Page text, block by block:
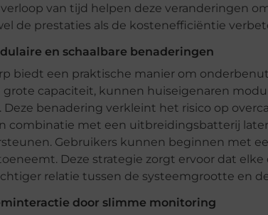
van tijd helpen deze veranderingen
de prestaties als de kostenefficiëntie
en schaalbare benaderingen
biedt een praktische manier om
grote capaciteit, kunnen huiseigenaren
benadering verkleint het risico op
combinatie met een uitbreidingsbatterij
Gebruikers kunnen beginnen met
Deze strategie zorgt ervoor dat
relatie tussen de systeemgrootte en
door slimme monitoring